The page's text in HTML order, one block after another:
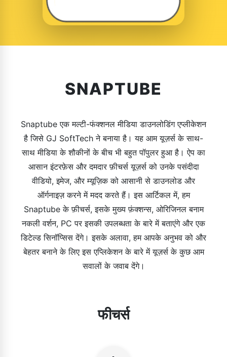
SNAPTUBE
Snaptube एक मल्टी-फंक्शनल मीडिया डाउनलोडिंग एप्लीकेशन
है जिसे GJ SoftTech ने बनाया है। यह आम यूज़र्स के साथ-
साथ मीडिया के शौकीनों के बीच भी बहुत पॉपुलर हुआ है। ऐप का
आसान इंटरफ़ेस और दमदार फ़ीचर्स यूज़र्स को उनके पसंदीदा
वीडियो, इमेज, और म्यूज़िक को आसानी से डाउनलोड और
ऑर्गनाइज़ करने में मदद करते हैं। इस आर्टिकल में, हम
Snaptube के फ़ीचर्स, इसके मुख्य फ़ंक्शन्स, ओरिजिनल बनाम
नकली वर्शन, PC पर इसकी उपलब्धता के बारे में बताएंगे और एक
डिटेल्ड सिनॉप्सिस देंगे। इसके अलावा, हम आपके अनुभव को और
बेहतर बनाने के लिए इस एप्लिकेशन के बारे में यूज़र्स के कुछ आम
सवालों के जवाब देंगे।
फीचर्स